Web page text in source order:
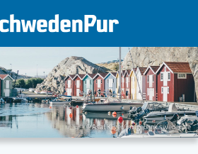
© Asaf Kliger/imagebank.sweden.se